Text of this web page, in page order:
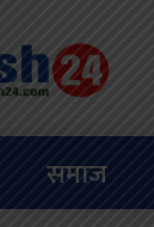
समाज